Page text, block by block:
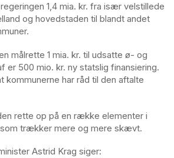
1,4 mia. kr. fra især velstillede
og hovedstaden til blandt andet
målrette 1 mia. kr. til udsatte ø- og
er 500 mio. kr. ny statslig finansiering.
kommunerne har råd til den aftalte
rette op på en række elementer i
trækker mere og mere skævt.
Astrid Krag siger: